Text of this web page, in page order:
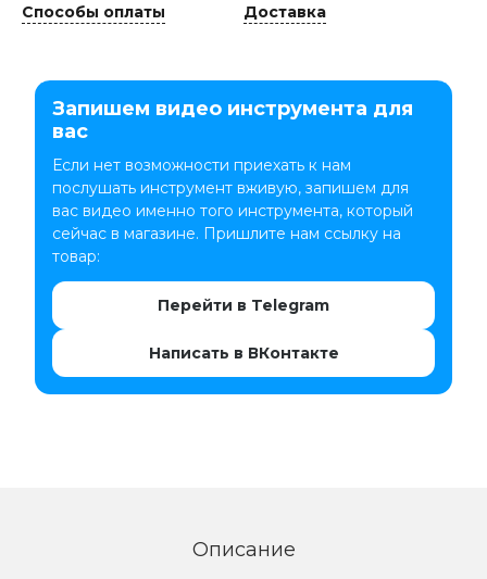
Способы оплаты Доставка
Запишем видео инструмента для
вас
Если нет возможности приехать к нам
послушать инструмент вживую, запишем для
вас видео именно того инструмента, который
сейчас в магазине. Пришлите нам ссылку на
товар:
Перейти в Telegram
Написать в ВКонтакте
Описание